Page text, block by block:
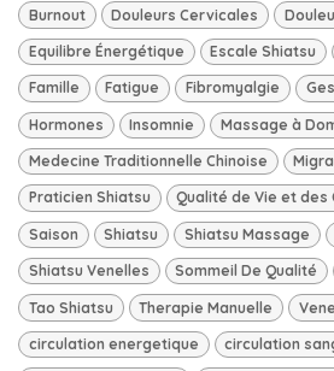
Burnout Douleurs Cervicales
Equilibre Énergétique Escale Shiatsu
Famille Fatigue Fibromyalgie
Hormones Insomnie Massage à
Medecine Traditionnelle Chinoise
Praticien Shiatsu Qualité de Vie et des
Saison Shiatsu Shiatsu Massage
Shiatsu Venelles Sommeil De Qualité
Tao Shiatsu Therapie Manuelle
circulation energetique circulation